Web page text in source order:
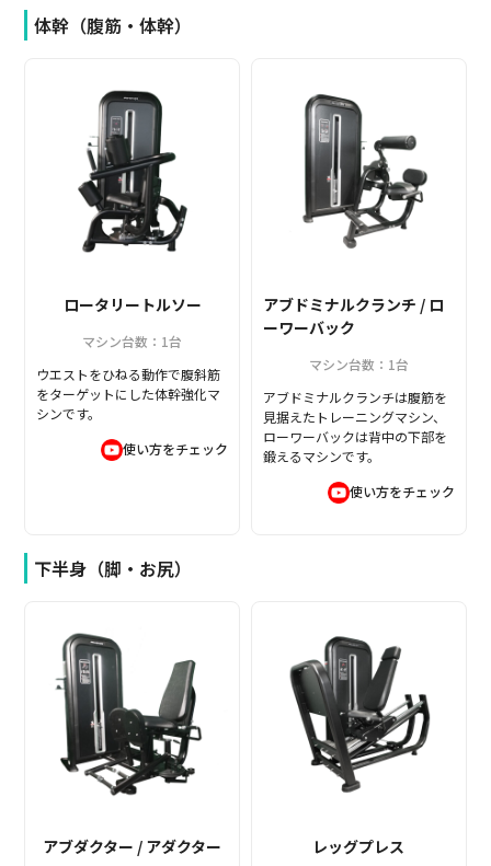
体幹（腹筋・体幹）
ロータリートルソー
マシン台数：1台
ウエストをひねる動作で腹斜筋
をターゲットにした体幹強化マ
シンです。
使い方をチェック
アブドミナルクランチ / ロ
ーワーバック
マシン台数：1台
アブドミナルクランチは腹筋を
見据えたトレーニングマシン、
ローワーバックは背中の下部を
鍛えるマシンです。
使い方をチェック
下半身（脚・お尻）
アブダクター / アダクター レッグプレス